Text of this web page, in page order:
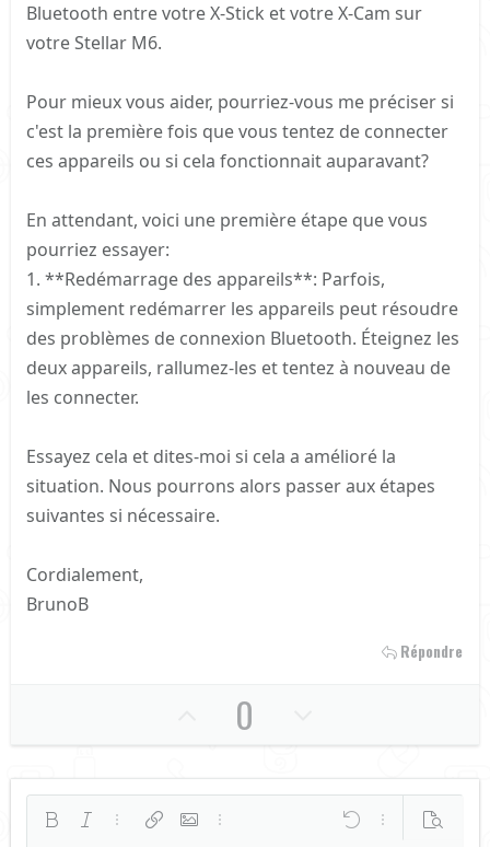
Bluetooth entre votre X-Stick et votre X-Cam sur
votre Stellar M6.
Pour mieux vous aider, pourriez-vous me préciser si
c'est la première fois que vous tentez de connecter
ces appareils ou si cela fonctionnait auparavant?
En attendant, voici une première étape que vous
pourriez essayer:
1. **Redémarrage des appareils**: Parfois,
simplement redémarrer les appareils peut résoudre
des problèmes de connexion Bluetooth. Éteignez les
deux appareils, rallumez-les et tentez à nouveau de
les connecter.
Essayez cela et dites-moi si cela a amélioré la
situation. Nous pourrons alors passer aux étapes
suivantes si nécessaire.
Cordialement,
BrunoB
Répondre
p
v
o
0
w
Gras ItaliquePlus d'options…
Insérer un lien
Insérer une image
Plus d'options… AnnuléPlus d'options…